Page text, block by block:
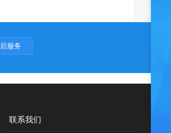
服务
联系我们